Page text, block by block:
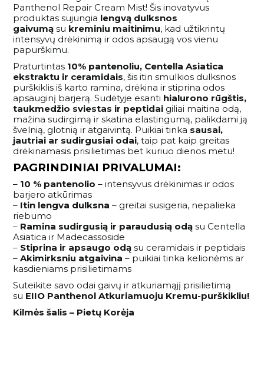
Panthenol Repair Cream Mist! Šis inovatyvus
produktas sujungia lengvą dulksnos
gaivumą su kreminiu maitinimu, kad užtikrintų
intensyvų drėkinimą ir odos apsaugą vos vienu
papurškimu.
Praturtintas 10% pantenoliu, Centella Asiatica
ekstraktu ir ceramidais, šis itin smulkios dulksnos
purškiklis iš karto ramina, drėkina ir stiprina odos
apsauginį barjerą. Sudėtyje esanti hialurono rūgštis,
taukmedžio sviestas ir peptidai giliai maitina odą,
mažina sudirgimą ir skatina elastingumą, palikdami ją
švelnią, glotnią ir atgaivintą. Puikiai tinka sausai,
jautriai ar sudirgusiai odai, taip pat kaip greitas
drėkinamasis prisilietimas bet kuriuo dienos metu!
PAGRINDINIAI PRIVALUMAI:
– 10 % pantenolio – intensyvus drėkinimas ir odos
barjero atkūrimas
– Itin lengva dulksna – greitai susigeria, nepalieka
riebumo
– Ramina sudirgusią ir paraudusią odą su Centella
Asiatica ir Madecassoside
– Stiprina ir apsaugo odą su ceramidais ir peptidais
–Akimirksniu atgaivina – puikiai tinka kelionėms ar
kasdieniams prisilietimams
Suteikite savo odai gaivų ir atkuriamąjį prisilietimą
su EIIO Panthenol Atkuriamuoju Kremu-purškikliu!
Kilmės šalis – Pietų Korėja